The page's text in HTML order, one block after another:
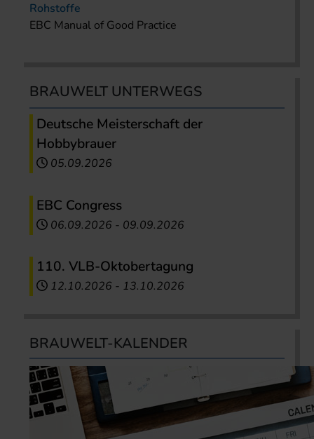
Rohstoffe
EBC Manual of Good Practice
BRAUWELT UNTERWEGS
Deutsche Meisterschaft der
Hobbybrauer
05.09.2026
EBC Congress
06.09.2026 - 09.09.2026
110. VLB-Oktobertagung
12.10.2026 - 13.10.2026
BRAUWELT-KALENDER